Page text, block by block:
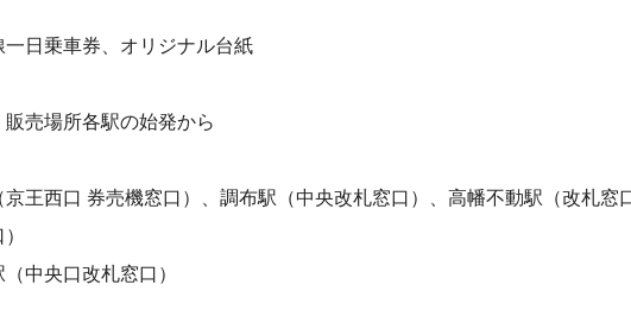
日乗車券、オリジナル台紙
販売場所各駅の始発から
王西口 券売機窓口）、調布駅（中央改札窓口）、高幡不動駅（改札窓
中央口改札窓口）